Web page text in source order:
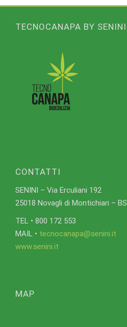
TECNOCANAPA BY SENINI
CONTATTI
SENINI – Via Erculiani 192
25018 Novagli di Montichiari – BS
TEL • 800 172 553
MAIL • tecnocanapa@senini.it
www.senini.it
MAP